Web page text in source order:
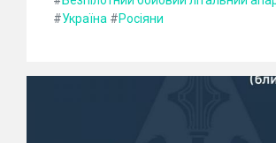
#Україна #Росіяни